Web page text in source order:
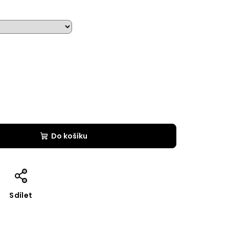
Do košíku
Sdílet